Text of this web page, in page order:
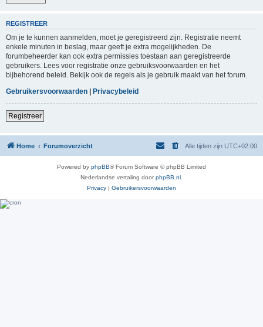
REGISTREER
Om je te kunnen aanmelden, moet je geregistreerd zijn. Registratie neemt
enkele minuten in beslag, maar geeft je extra mogelijkheden. De
forumbeheerder kan ook extra permissies toestaan aan geregistreerde
gebruikers. Lees voor registratie onze gebruiksvoorwaarden en het
bijbehorend beleid. Bekijk ook de regels als je gebruik maakt van het forum.
Gebruikersvoorwaarden | Privacybeleid
Registreer
Home Forumoverzicht Alle tijden zijn UTC+02:00
Powered by phpBB® Forum Software © phpBB Limited
Nederlandse vertaling doorphpBB.nl
Privacy | Gebruikersvoorwaarden